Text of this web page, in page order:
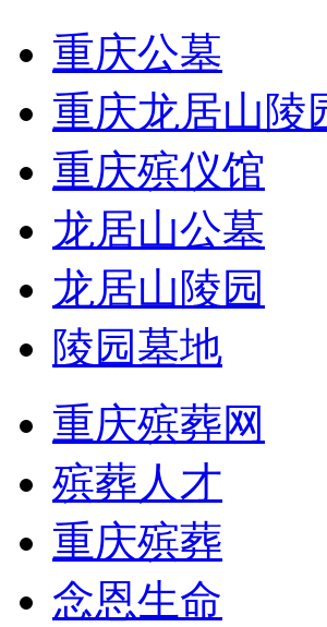
重庆公墓
重庆龙居山陵
重庆殡仪馆
龙居山公墓
龙居山陵园
陵园墓地
重庆殡葬网
殡葬人才
重庆殡葬
念恩生命